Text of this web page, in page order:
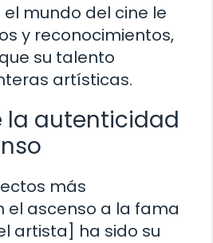
el mundo del cine le
y reconocimientos,
su talento
artísticas.
la autenticidad
más
el ascenso a la fama
artista] ha sido su